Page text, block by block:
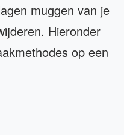
muggen van je
Hieronder
op een